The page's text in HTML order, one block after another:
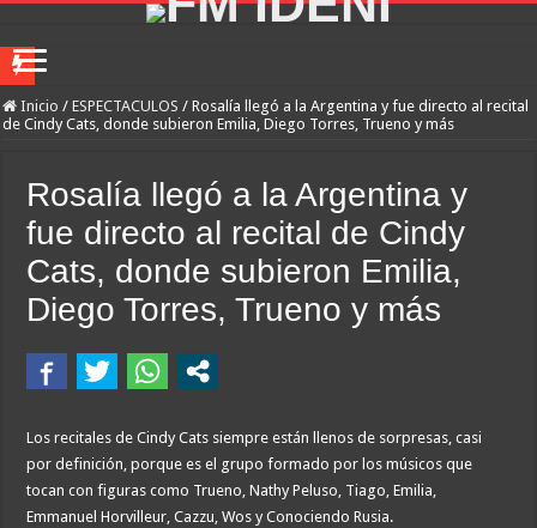
Flávio Bolsonaro culpó a Lula da Silva de la crisis con Argentina y a su
Franco Mastantuono se fue de Real Madrid y en Italia lo recibió una multitud:
Dolor en Chubut: murió el intendente de Gaiman en medio de una operación
Escala el conflicto universitario: los rectores piden a la Justicia que intime al
Pedradas, corridas y detenidos frente al Congreso en la marcha contra la Ley de
La Cámara de Casación confirmó el procesamiento de Julio de Vido y su
La contundente respuesta de Benegas Lynch a una senadora K que quiso
Declaró el enfermero que fue el último en ver con vida a Maradona:
Inicio / ESPECTACULOS / Rosalía llegó a la Argentina y fue directo al recital
de Cindy Cats, donde subieron Emilia, Diego Torres, Trueno y más
Rosalía llegó a la Argentina y
fue directo al recital de Cindy
Cats, donde subieron Emilia,
Diego Torres, Trueno y más
Los recitales de Cindy Cats siempre están llenos de sorpresas, casi
por definición, porque es el grupo formado por los músicos que
tocan con figuras como Trueno, Nathy Peluso, Tiago, Emilia,
Emmanuel Horvilleur, Cazzu, Wos y Conociendo Rusia.